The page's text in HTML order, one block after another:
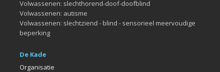
Volwassenen: slechthorend-doof-doofblind
Volwassenen: autisme
Volwassenen: slechtziend - blind - sensorieel meervoudige
beperking
De Kade
Organisatie